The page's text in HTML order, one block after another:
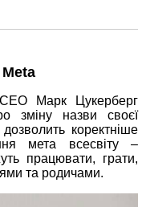
Марк Цукерберг
зміну назви своєї
коректніше
мета всесвіту –
працювати, грати,
та родичами.